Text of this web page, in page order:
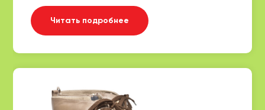
Читать подробнее